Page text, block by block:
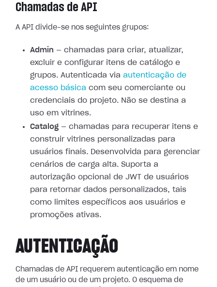
Chamadas de API
A API divide-se nos seguintes grupos:
Admin — chamadas para criar, atualizar,
excluir e configurar itens de catálogo e
grupos. Autenticada via autenticação de
acesso básica com seu comerciante ou
credenciais do projeto. Não se destina a
uso em vitrines.
Catalog — chamadas para recuperar itens e
construir vitrines personalizadas para
usuários finais. Desenvolvida para gerenciar
cenários de carga alta. Suporta a
autorização opcional de JWT de usuários
para retornar dados personalizados, tais
como limites específicos aos usuários e
promoções ativas.
AUTENTICAÇÃO
Chamadas de API requerem autenticação em nome
de um usuário ou de um projeto. O esquema de